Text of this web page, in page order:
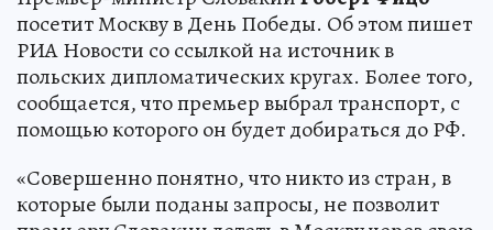
посетит Москву в День Победы. Об этом пишет
РИА Новости со ссылкой на источник в
польских дипломатических кругах. Более того,
сообщается, что премьер выбрал транспорт, с
помощью которого он будет добираться до РФ.
«Совершенно понятно, что никто из стран, в
которые были поданы запросы, не позволит